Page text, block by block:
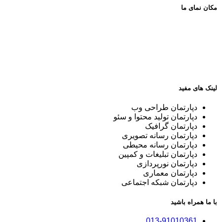
مکان نمای ما
لینک های مفید
دپارتمان طراحی وب
دپارتمان تولید محتوا و سئو
دپارتمان گرافیک
دپارتمان رسانه تصویری
دپارتمان رسانه محیطی
دپارتمان تبلیغات و کمپین
دپارتمان نورپردازی
دپارتمان معماری
دپارتمان شبکه اجتماعی
با ما همراه باشید